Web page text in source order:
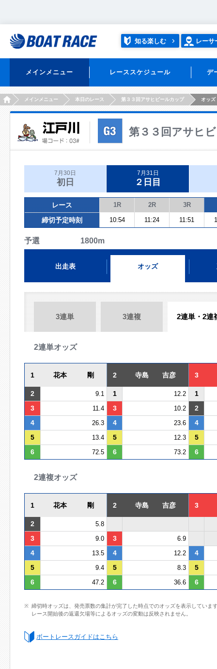
知る楽しむ レーサ
メインメニュー レーススケジュール デ
HOMEメインメニュー 本日のレース 第３３回アサヒビールカップ オッズ
第３３回アサヒ
7月30日
初日
7月31日
２日目
レース 1R 2R 3R
締切予定時刻 10:54 11:24 11:51
予選 1800m
出走表 オッズ
3連単 3連複 2連単・2連
2連単オッズ
1 花本 剛 2 寺島 吉彦 3
2 9.1 1 12.2
1
3
11.4 3 10.2
2
4
26.3 4 23.6
4
5
13.4 5 12.3
5
6
72.5 6 73.2 6
2連複オッズ
1 花本 剛 2 寺島 吉彦 3
2 5.8
3 9.0 3 6.9
4 13.5 4 12.2
4
5
9.4 5 8.3
5
6
47.2 6 36.6 6
締切時オッズは、発売票数の集計が完了した時点でのオッズを表示していま
レース開始後の返還欠場等によるオッズの変動は反映されません。
ボートレースガイドはこちら